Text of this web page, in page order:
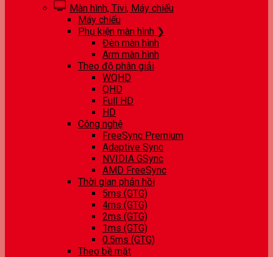
Màn hình, Tivi, Máy chiếu
Máy chiếu
Phụ kiện màn hình ❯
Đèn màn hình
Arm màn hình
Theo độ phân giải
WQHD
QHD
Full HD
HD
Công nghệ
FreeSync Premium
Adaptive Sync
NVIDIA GSync
AMD FreeSync
Thời gian phản hồi
5ms (GTG)
4ms (GTG)
2ms (GTG)
1ms (GTG)
0.5ms (GTG)
Theo bề mặt